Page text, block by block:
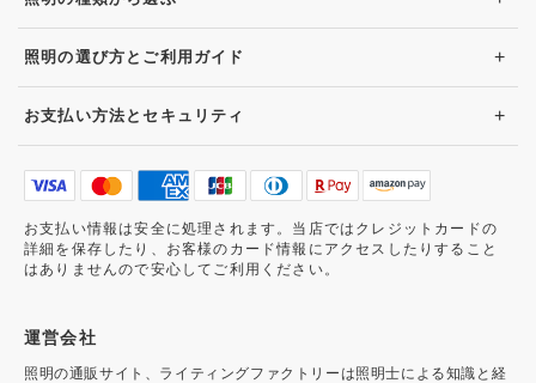
照明の選び方とご利用ガイド +
お支払い方法とセキュリティ +
お支払い情報は安全に処理されます。当店ではクレジットカードの
詳細を保存したり、お客様のカード情報にアクセスしたりすること
はありませんので安心してご利用ください。
運営会社
照明の通販サイト、ライティングファクトリーは照明士による知識と経